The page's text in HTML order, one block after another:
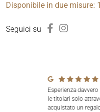
Disponibile in due misure:
Seguici su
Esperienza
le titolari solo
acquistato un